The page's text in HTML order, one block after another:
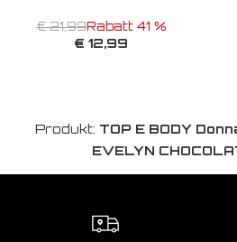
€ 21,99Rabatt 41 %
€ 12,99
Produkt: TOP E BODY
EVELYN